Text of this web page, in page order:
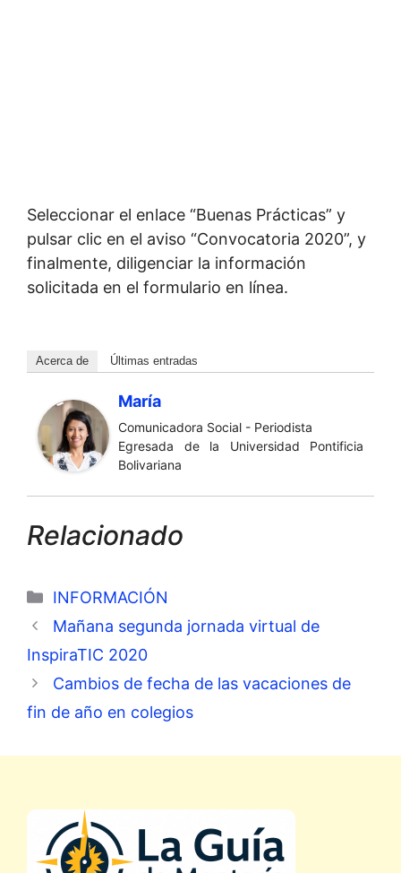
Seleccionar el enlace “Buenas Prácticas” y
pulsar clic en el aviso “Convocatoria 2020”, y
finalmente, diligenciar la información
solicitada en el formulario en línea.
Acerca de Últimas entradas
María
Comunicadora Social - Periodista
Egresada de la Universidad Pontificia
Bolivariana
Relacionado
Categorías
INFORMACIÓN
Mañana segunda jornada virtual de
InspiraTIC 2020
Cambios de fecha de las vacaciones de
fin de año en colegios